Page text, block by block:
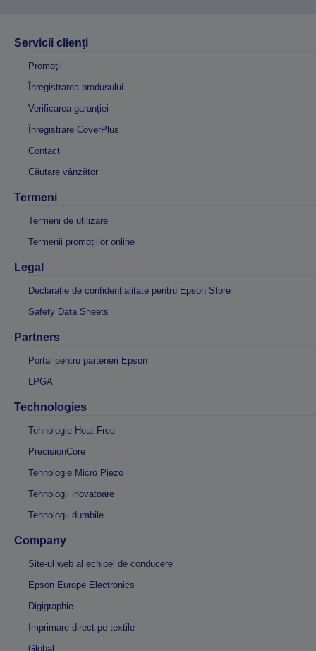
Servicii clienţi
Promoţii
Înregistrarea produsului
Verificarea garanției
Înregistrare CoverPlus
Contact
Căutare vânzător
Termeni
Termeni de utilizare
Termenii promoțiilor online
Legal
Declarație de confidențialitate pentru Epson Store
Safety Data Sheets
Partners
Portal pentru parteneri Epson
LPGA
Technologies
Tehnologie Heat-Free
PrecisionCore
Tehnologie Micro Piezo
Tehnologii inovatoare
Tehnologii durabile
Company
Site-ul web al echipei de conducere
Epson Europe Electronics
Digigraphie
Imprimare direct pe textile
Global